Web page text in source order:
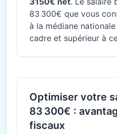
83 300€ que vous
à la médiane
cadre et supérieur à
Optimiser votre
83 300€ :
fiscaux